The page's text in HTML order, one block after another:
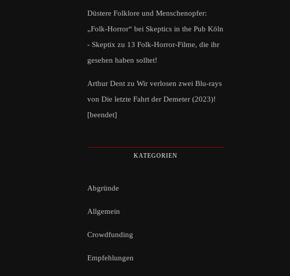
Düstere Folklore und Menschenopfer:
„Folk-Horror“ bei Skeptics in the Pub Köln
- Skeptix zu 13 Folk-Horror-Filme, die ihr
gesehen haben solltet!
Arthur Dent zu Wir verlosen zwei Blu-rays
von Die letzte Fahrt der Demeter (2023)!
[beendet]
KATEGORIEN
Abgründe
Allgemein
Crowdfunding
Empfehlungen